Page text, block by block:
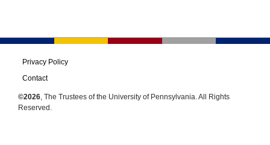
Privacy Policy
Contact
©2026, The Trustees of the University of Pennsylvania. All Rights
Reserved.